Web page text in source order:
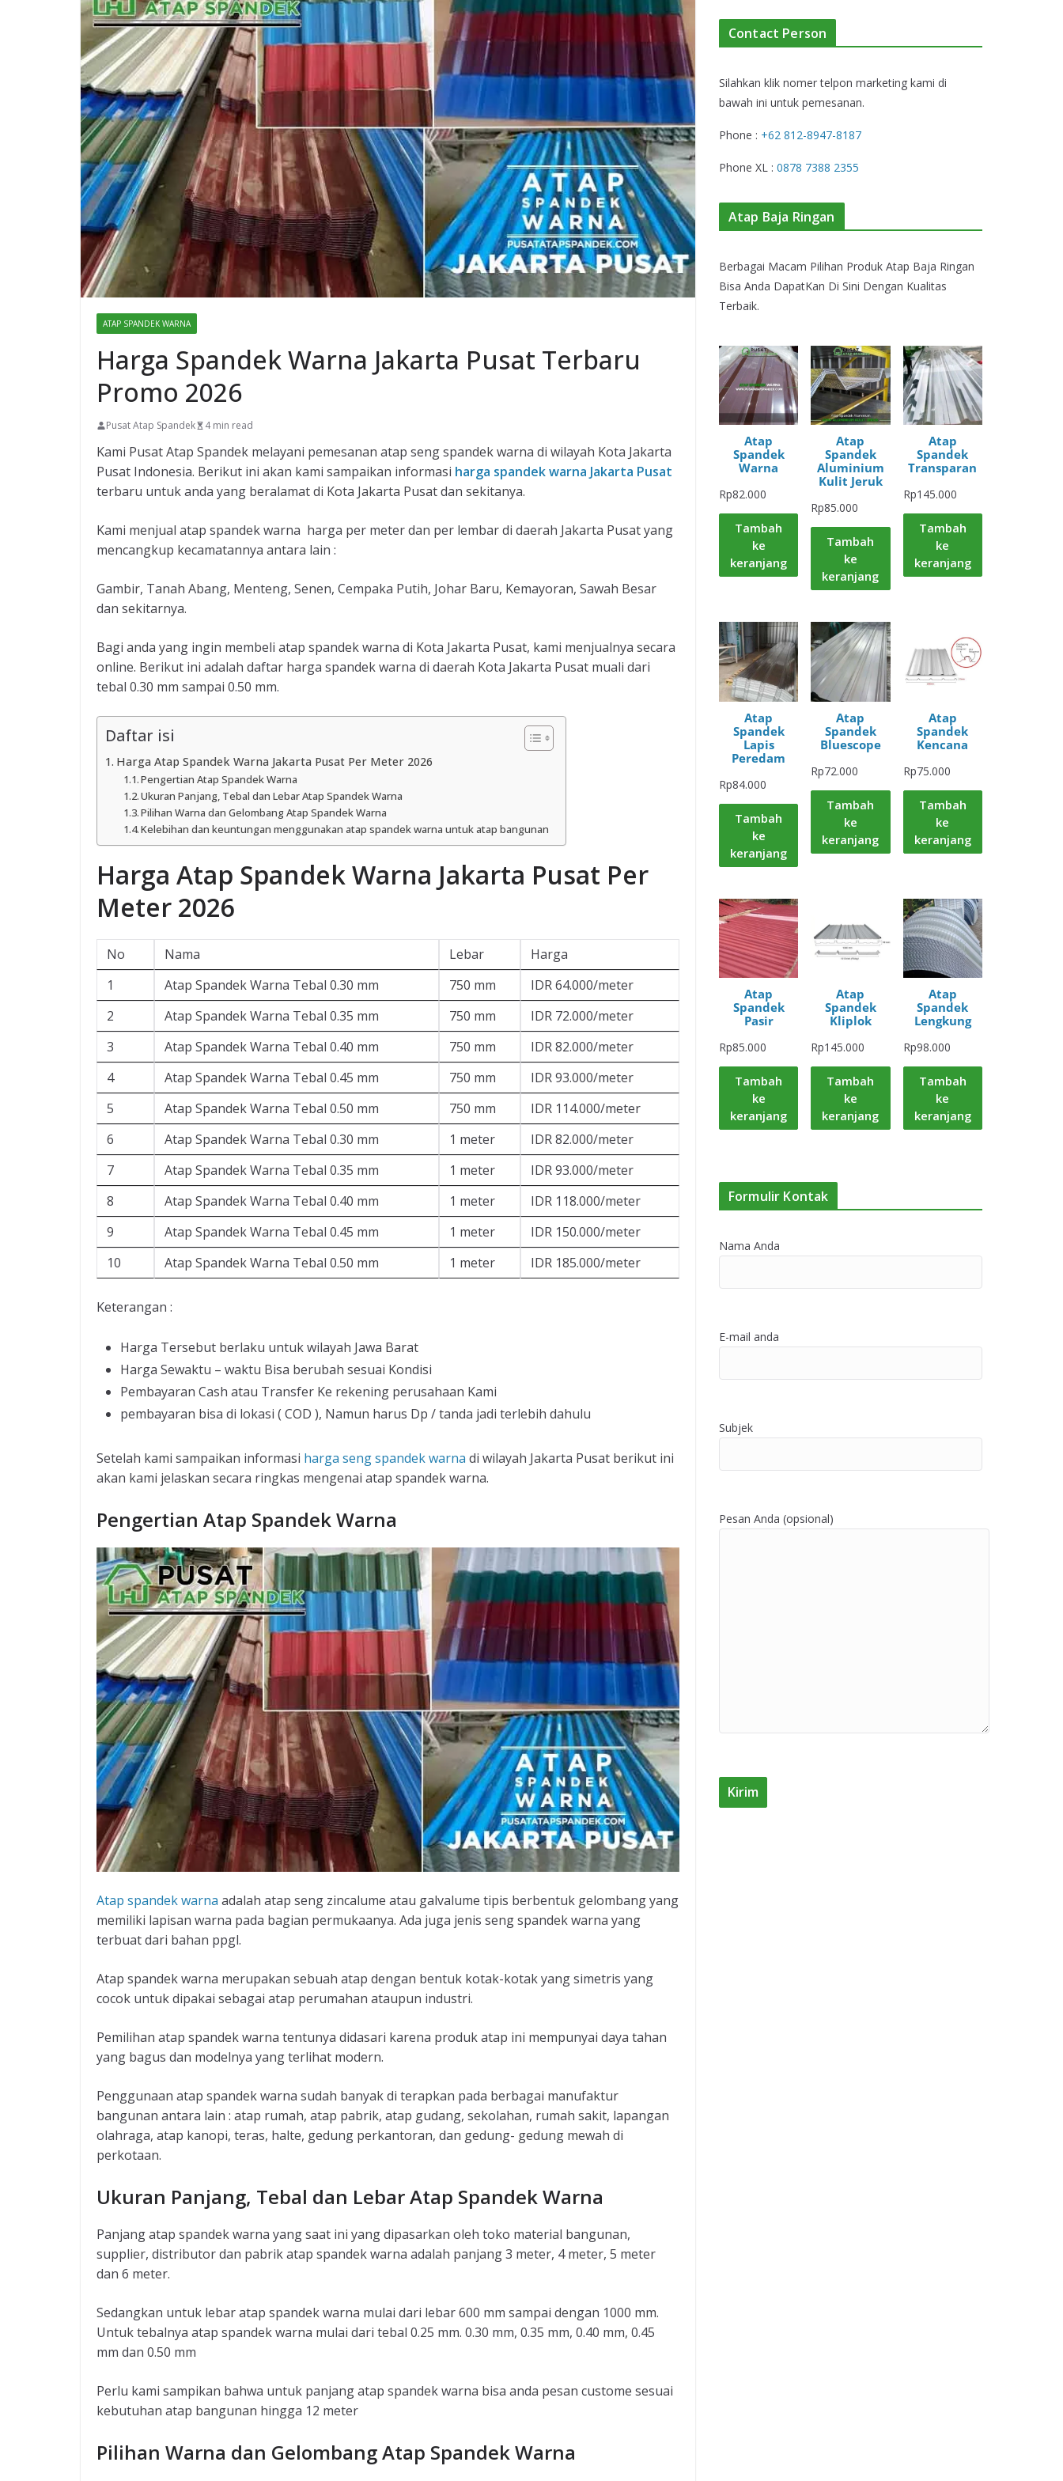
ATAP SPANDEK WARNA
Harga Spandek Warna Jakarta Pusat Terbaru
Promo 2026
Pusat Atap Spandek 4 min read
Kami Pusat Atap Spandek melayani pemesanan atap seng spandek warna di wilayah Kota Jakarta
Pusat Indonesia. Berikut ini akan kami sampaikan informasi harga spandek warna Jakarta Pusat
terbaru untuk anda yang beralamat di Kota Jakarta Pusat dan sekitanya.
Kami menjual atap spandek warna harga per meter dan per lembar di daerah Jakarta Pusat yang
mencangkup kecamatannya antara lain :
Gambir, Tanah Abang, Menteng, Senen, Cempaka Putih, Johar Baru, Kemayoran, Sawah Besar
dan sekitarnya.
Bagi anda yang ingin membeli atap spandek warna di Kota Jakarta Pusat, kami menjualnya secara
online. Berikut ini adalah daftar harga spandek warna di daerah Kota Jakarta Pusat muali dari
tebal 0.30 mm sampai 0.50 mm.
Daftar isi
Harga Atap Spandek Warna Jakarta Pusat Per Meter 2026
Pengertian Atap Spandek Warna
Ukuran Panjang, Tebal dan Lebar Atap Spandek Warna
Pilihan Warna dan Gelombang Atap Spandek Warna
Kelebihan dan keuntungan menggunakan atap spandek warna untuk atap bangunan
Harga Atap Spandek Warna Jakarta Pusat Per
Meter 2026
No Nama Lebar
Harga
1
Atap Spandek Warna Tebal 0.30 mm 750 mm
IDR 64.000/meter
2
Atap Spandek Warna Tebal 0.35 mm 750 mm
IDR 72.000/meter
3
Atap Spandek Warna Tebal 0.40 mm 750 mm
IDR 82.000/meter
4
Atap Spandek Warna Tebal 0.45 mm 750 mm
IDR 93.000/meter
5
Atap Spandek Warna Tebal 0.50 mm 750 mm
IDR 114.000/meter
6
Atap Spandek Warna Tebal 0.30 mm 1 meter
IDR 82.000/meter
7
Atap Spandek Warna Tebal 0.35 mm 1 meter
IDR 93.000/meter
8
Atap Spandek Warna Tebal 0.40 mm 1 meter
IDR 118.000/meter
9
Atap Spandek Warna Tebal 0.45 mm 1 meter
IDR 150.000/meter
10
Atap Spandek Warna Tebal 0.50 mm 1 meter IDR 185.000/meter
Keterangan :
Harga Tersebut berlaku untuk wilayah Jawa Barat
Harga Sewaktu – waktu Bisa berubah sesuai Kondisi
Pembayaran Cash atau Transfer Ke rekening perusahaan Kami
pembayaran bisa di lokasi ( COD ), Namun harus Dp / tanda jadi terlebih dahulu
Setelah kami sampaikan informasi harga seng spandek warna di wilayah Jakarta Pusat berikut ini
akan kami jelaskan secara ringkas mengenai atap spandek warna.
Pengertian Atap Spandek Warna
Atap spandek warna adalah atap seng zincalume atau galvalume tipis berbentuk gelombang yang
memiliki lapisan warna pada bagian permukaanya. Ada juga jenis seng spandek warna yang
terbuat dari bahan ppgl.
Atap spandek warna merupakan sebuah atap dengan bentuk kotak-kotak yang simetris yang
cocok untuk dipakai sebagai atap perumahan ataupun industri.
Pemilihan atap spandek warna tentunya didasari karena produk atap ini mempunyai daya tahan
yang bagus dan modelnya yang terlihat modern.
Penggunaan atap spandek warna sudah banyak di terapkan pada berbagai manufaktur
bangunan antara lain : atap rumah, atap pabrik, atap gudang, sekolahan, rumah sakit, lapangan
olahraga, atap kanopi, teras, halte, gedung perkantoran, dan gedung- gedung mewah di
perkotaan.
Ukuran Panjang, Tebal dan Lebar Atap Spandek Warna
Panjang atap spandek warna yang saat ini yang dipasarkan oleh toko material bangunan,
supplier, distributor dan pabrik atap spandek warna adalah panjang 3 meter, 4 meter, 5 meter
dan 6 meter.
Sedangkan untuk lebar atap spandek warna mulai dari lebar 600 mm sampai dengan 1000 mm.
Untuk tebalnya atap spandek warna mulai dari tebal 0.25 mm. 0.30 mm, 0.35 mm, 0.40 mm, 0.45
mm dan 0.50 mm
Perlu kami sampikan bahwa untuk panjang atap spandek warna bisa anda pesan custome sesuai
kebutuhan atap bangunan hingga 12 meter
Pilihan Warna dan Gelombang Atap Spandek Warna
Contact Person
Silahkan klik nomer telpon marketing kami di
bawah ini untuk pemesanan.
Phone : +62 812-8947-8187
Phone XL : 0878 7388 2355
Atap Baja Ringan
Berbagai Macam Pilihan Produk Atap Baja Ringan
Bisa Anda DapatKan Di Sini Dengan Kualitas
Terbaik.
Atap
Spandek
Warna
Rp82.000
Tambah
ke
keranjang
Atap
Spandek
Aluminium
Kulit Jeruk
Rp85.000
Tambah
ke
keranjang
Atap
Spandek
Transparan
Rp145.000
Tambah
ke
keranjang
Atap
Spandek
Lapis
Peredam
Rp84.000
Tambah
ke
keranjang
Atap
Spandek
Bluescope
Rp72.000
Tambah
ke
keranjang
Atap
Spandek
Kencana
Rp75.000
Tambah
ke
keranjang
Atap
Spandek
Pasir
Rp85.000
Tambah
ke
keranjang
Atap
Spandek
Kliplok
Rp145.000
Tambah
ke
keranjang
Atap
Spandek
Lengkung
Rp98.000
Tambah
ke
keranjang
Formulir Kontak
Nama Anda
E-mail anda
Subjek
Pesan Anda (opsional)